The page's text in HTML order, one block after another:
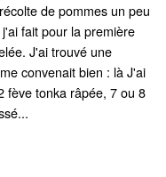
de pommes un peu
fait pour la première
J'ai trouvé une
convenait bien : là J'ai
fève tonka râpée, 7 ou 8